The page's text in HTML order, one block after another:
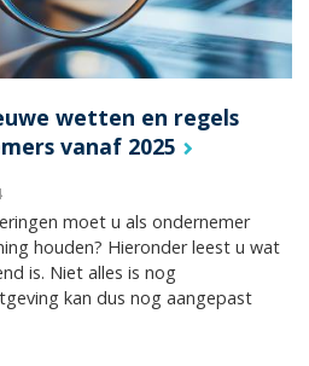
wetten en regels
vanaf 2025
moet u als ondernemer
houden? Hieronder leest u wat
is. Niet alles is nog
kan dus nog aangepast